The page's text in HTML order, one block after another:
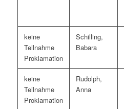
keine
Teilnahme
Proklamation
Schilling,
Babara
keine
Teilnahme
Proklamation
Rudolph,
Anna